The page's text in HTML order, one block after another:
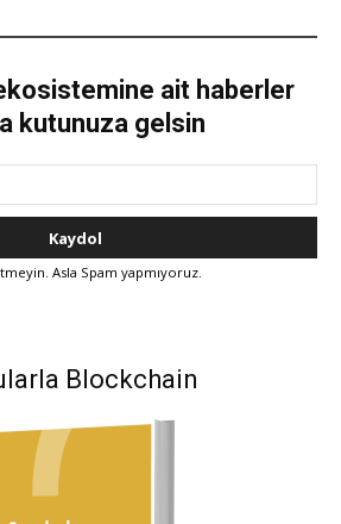
ait haberler
kutunuza gelsin
Asla Spam yapmıyoruz.
Blockchain